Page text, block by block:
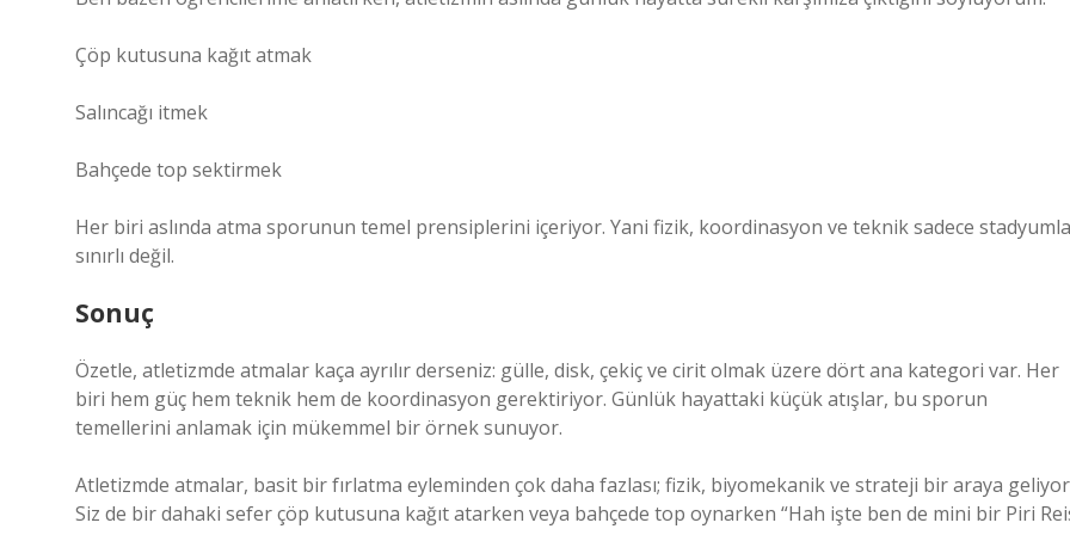
Çöp kutusuna kağıt atmak
Salıncağı itmek
Bahçede top sektirmek
Her biri aslında atma sporunun temel prensiplerini içeriyor. Yani fizik, koordinasyon ve teknik sadece stadyumla
sınırlı değil.
Sonuç
Özetle, atletizmde atmalar kaça ayrılır derseniz: gülle, disk, çekiç ve cirit olmak üzere dört ana kategori var. Her
biri hem güç hem teknik hem de koordinasyon gerektiriyor. Günlük hayattaki küçük atışlar, bu sporun
temellerini anlamak için mükemmel bir örnek sunuyor.
Atletizmde atmalar, basit bir fırlatma eyleminden çok daha fazlası; fizik, biyomekanik ve strateji bir araya
Siz de bir dahaki sefer çöp kutusuna kağıt atarken veya bahçede top oynarken “Hah işte ben de mini bir Piri